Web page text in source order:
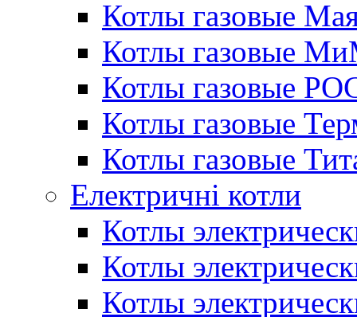
Котлы газовые
Котлы газовые
Котлы газовые
Котлы газовые
Котлы газовые
Електричні котли
Котлы
Котлы
Котлы